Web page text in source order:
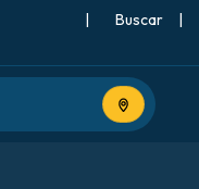
| |
Usa tu